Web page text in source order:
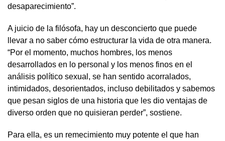
desaparecimiento”.
A juicio de la filósofa, hay un desconcierto que puede
llevar a no saber cómo estructurar la vida de otra manera.
“Por el momento, muchos hombres, los menos
desarrollados en lo personal y los menos finos en el
análisis político sexual, se han sentido acorralados,
intimidados, desorientados, incluso debilitados y sabemos
que pesan siglos de una historia que les dio ventajas de
diverso orden que no quisieran perder”, sostiene.
Para ella, es un remecimiento muy potente el que han